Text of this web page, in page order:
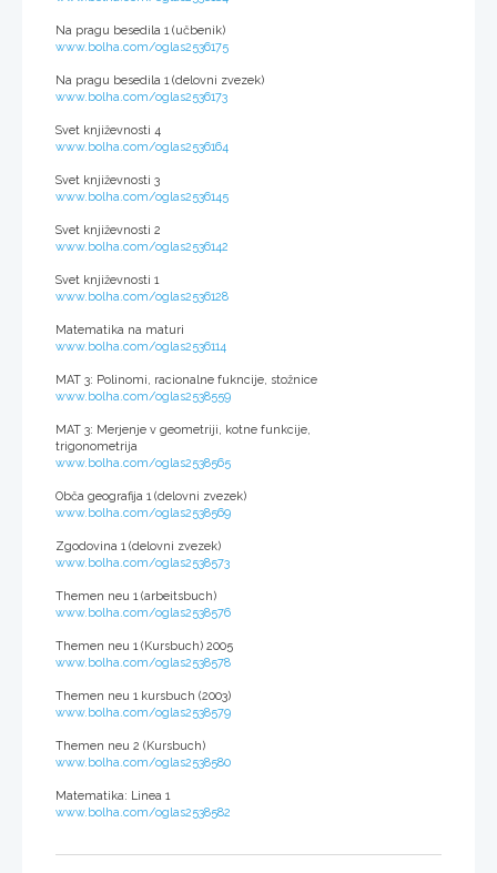
Na pragu besedila 1 (učbenik)
www.bolha.com/oglas2536175
Na pragu besedila 1 (delovni zvezek)
www.bolha.com/oglas2536173
Svet književnosti 4
www.bolha.com/oglas2536164
Svet književnosti 3
www.bolha.com/oglas2536145
Svet književnosti 2
www.bolha.com/oglas2536142
Svet književnosti 1
www.bolha.com/oglas2536128
Matematika na maturi
www.bolha.com/oglas2536114
MAT 3: Polinomi, racionalne fukncije, stožnice
www.bolha.com/oglas2538559
MAT 3: Merjenje v geometriji, kotne funkcije,
trigonometrija
www.bolha.com/oglas2538565
Obča geografija 1 (delovni zvezek)
www.bolha.com/oglas2538569
Zgodovina 1 (delovni zvezek)
www.bolha.com/oglas2538573
Themen neu 1 (arbeitsbuch)
www.bolha.com/oglas2538576
Themen neu 1 (Kursbuch) 2005
www.bolha.com/oglas2538578
Themen neu 1 kursbuch (2003)
www.bolha.com/oglas2538579
Themen neu 2 (Kursbuch)
www.bolha.com/oglas2538580
Matematika: Linea 1
www.bolha.com/oglas2538582